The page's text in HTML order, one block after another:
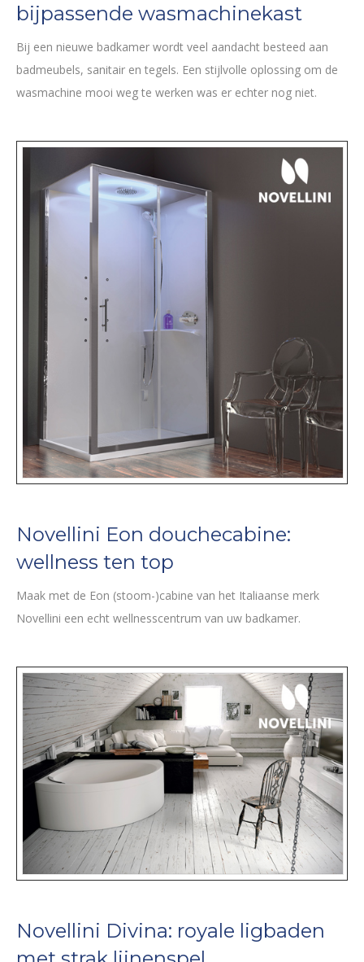
bijpassende wasmachinekast
Bij een nieuwe badkamer wordt veel aandacht besteed aan
badmeubels, sanitair en tegels. Een stijlvolle oplossing om de
wasmachine mooi weg te werken was er echter nog niet.
Novellini Eon douchecabine:
wellness ten top
Maak met de Eon (stoom-)cabine van het Italiaanse merk
Novellini een echt wellnesscentrum van uw badkamer.
Novellini Divina: royale ligbaden